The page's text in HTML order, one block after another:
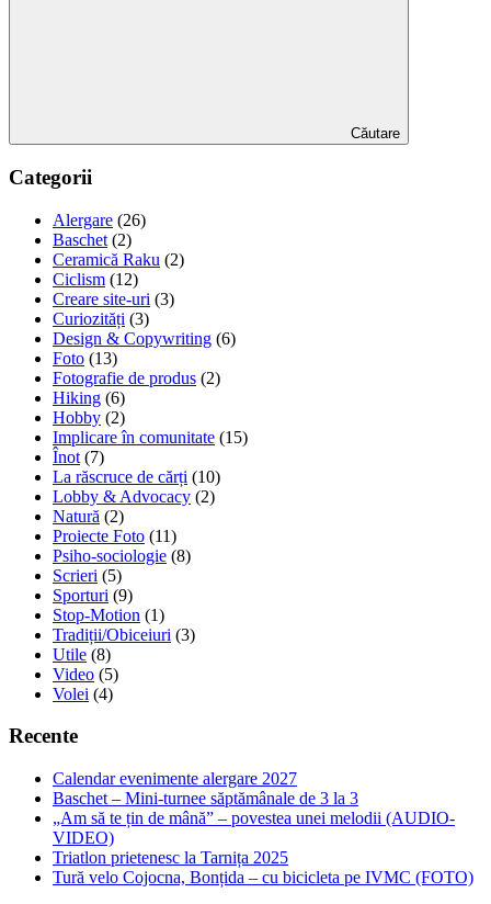
Căutare
Categorii
Alergare (26)
Baschet (2)
Ceramică Raku (2)
Ciclism (12)
Creare site-uri (3)
Curiozități (3)
Design & Copywriting (6)
Foto (13)
Fotografie de produs (2)
Hiking (6)
Hobby (2)
Implicare în comunitate (15)
Înot (7)
La răscruce de cărți (10)
Lobby & Advocacy (2)
Natură (2)
Proiecte Foto (11)
Psiho-sociologie (8)
Scrieri (5)
Sporturi (9)
Stop-Motion (1)
Tradiții/Obiceiuri (3)
Utile (8)
Video (5)
Volei (4)
Recente
Calendar evenimente alergare 2027
Baschet – Mini-turnee săptămânale de 3 la 3
„Am să te țin de mână” – povestea unei melodii (AUDIO-
VIDEO)
Triatlon prietenesc la Tarnița 2025
Tură velo Cojocna, Bonțida – cu bicicleta pe IVMC (FOTO)